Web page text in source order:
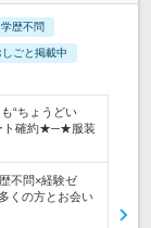
学歴不問
ごと掲載中
“ちょうどい
ト確約★─★服装
不問×経験ゼ
くの方とお会い